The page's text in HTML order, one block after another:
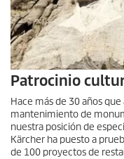
Patrocinio
Hace más de 30 años
mantenimiento de
nuestra posición de
Kärcher ha puesto a
de 100 proyectos de